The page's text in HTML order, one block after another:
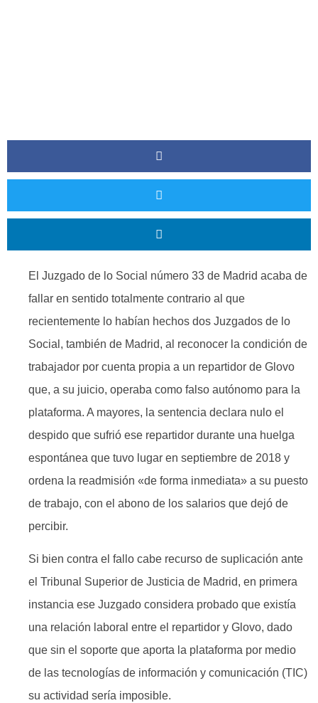
El Juzgado de lo Social número 33 de Madrid acaba de
fallar en sentido totalmente contrario al que
recientemente lo habían hechos dos Juzgados de lo
Social, también de Madrid, al reconocer la condición de
trabajador por cuenta propia a un repartidor de Glovo
que, a su juicio, operaba como falso autónomo para la
plataforma. A mayores, la sentencia declara nulo el
despido que sufrió ese repartidor durante una huelga
espontánea que tuvo lugar en septiembre de 2018 y
ordena la readmisión «de forma inmediata» a su puesto
de trabajo, con el abono de los salarios que dejó de
percibir.
Si bien contra el fallo cabe recurso de suplicación ante
el Tribunal Superior de Justicia de Madrid, en primera
instancia ese Juzgado considera probado que existía
una relación laboral entre el repartidor y Glovo, dado
que sin el soporte que aporta la plataforma por medio
de las tecnologías de información y comunicación (TIC)
su actividad sería imposible.